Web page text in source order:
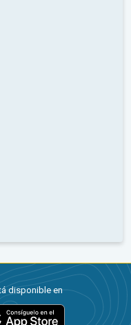
disponible en